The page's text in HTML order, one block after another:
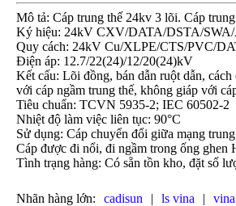
Mô tả: Cáp trung thế 24kv 3 lõi. Cáp
Ký hiệu: 24kV CXV/DATA/DSTA/
Quy cách: 24kV Cu/XLPE/CTS/PVC/
Điện áp: 12.7/22(24)/12/20(24)kV
Kết cấu: Lõi đồng, bán dẫn ruột dẫn,
với cáp ngầm trung thế, không giáp với
Tiêu chuẩn: TCVN 5935-2; IEC 60502-2
Nhiệt độ làm việc liên tục: 90°C
Sử dụng: Cáp chuyển đổi giữa mạng
Cáp được đi nổi, đi ngầm trong ống ghen
Tình trạng hàng: Có sẵn tồn kho, đặt số
Nhãn hàng lớn: cadisun | ls vina |